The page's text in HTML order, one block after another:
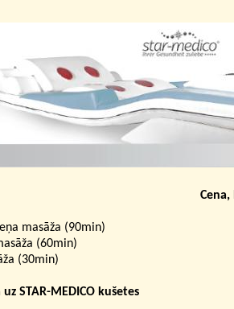
Cena,
masāža (90min)
(60min)
(30min)
STAR-MEDICO kušetes